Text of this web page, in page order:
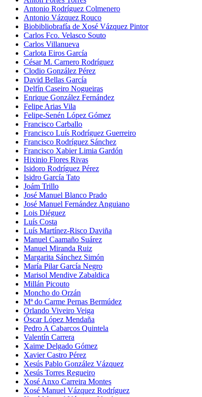
Antonio Rodríguez Colmenero
Antonio Vázquez Rouco
Biobibliobrafía de Xosé Vázquez Pintor
Carlos Fco. Velasco Souto
Carlos Villanueva
Carlota Eiros García
César M. Carnero Rodríguez
Clodio González Pérez
David Bellas García
Delfín Caseiro Nogueiras
Enrique González Fernández
Felipe Arias Vila
Felipe-Senén López Gómez
Francisco Carballo
Francisco Luís Rodríguez Guerreiro
Francisco Rodríguez Sánchez
Francisco Xabier Limia Gardón
Hixinio Flores Rivas
Isidoro Rodríguez Pérez
Isidro García Tato
Joám Trillo
José Manuel Blanco Prado
José Manuel Fernández Anguiano
Lois Diéguez
Luís Costa
Luís Martínez-Risco Daviña
Manuel Caamaño Suárez
Manuel Miranda Ruiz
Margarita Sánchez Simón
María Pilar García Negro
Marisol Mendive Zabaldica
Millán Picouto
Moncho do Orzán
Mª do Carme Pernas Bermúdez
Orlando Viveiro Veiga
Óscar López Mendaña
Pedro A Cabarcos Quintela
Valentín Carrera
Xaime Delgado Gómez
Xavier Castro Pérez
Xesús Pablo González Vázquez
Xesús Torres Regueiro
Xosé Anxo Carreira Montes
Xosé Manuel Vázquez Rodríguez